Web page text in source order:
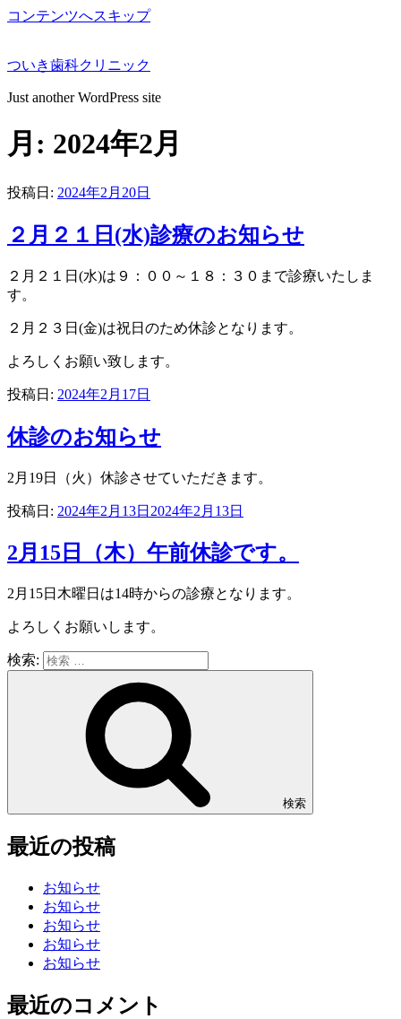
コンテンツへスキップ
ついき歯科クリニック
Just another WordPress site
月: 2024年2月
投稿日: 2024年2月20日
２月２１日(水)診療のお知らせ
２月２１日(水)は９：００～１８：３０まで診療いたしま
す。
２月２３日(金)は祝日のため休診となります。
よろしくお願い致します。
投稿日: 2024年2月17日
休診のお知らせ
2月19日（火）休診させていただきます。
投稿日: 2024年2月13日 2024年2月13日
2月15日（木）午前休診です。
2月15日木曜日は14時からの診療となります。
よろしくお願いします。
検索:
検索
最近の投稿
お知らせ
お知らせ
お知らせ
お知らせ
お知らせ
最近のコメント